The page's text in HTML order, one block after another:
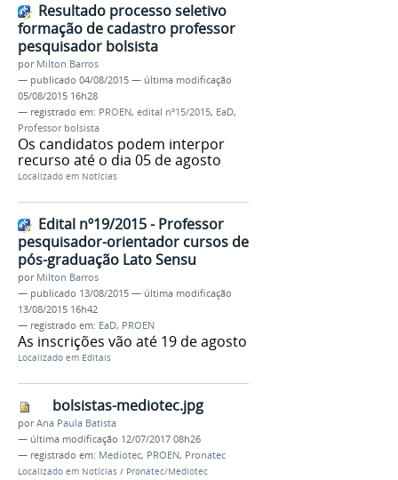
Resultado processo seletivo
formação de cadastro professor
pesquisador bolsista
por Milton Barros
— publicado 04/08/2015 — última modificação
05/08/2015 16h28
— registrado em: PROEN, edital nº15/2015, EaD,
Professor bolsista
Os candidatos podem interpor
recurso até o dia 05 de agosto
Localizado em Notícias
Edital nº19/2015 - Professor
pesquisador-orientador cursos de
pós-graduação Lato Sensu
por Milton Barros
— publicado 13/08/2015 — última modificação
13/08/2015 16h42
— registrado em: EaD, PROEN
As inscrições vão até 19 de agosto
Localizado em Editais
bolsistas-mediotec.jpg
porAna Paula Batista
— última modificação 12/07/2017 08h26
— registrado em: Mediotec, PROEN, Pronatec
Localizado em Notícias / Pronatec/Mediotec